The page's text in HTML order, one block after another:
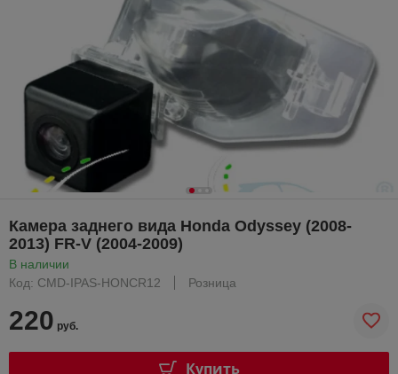
Камера заднего вида Honda Odyssey (2008-
2013) FR-V (2004-2009)
В наличии
Код: CMD-IPAS-HONCR12
Розница
220 руб.
Купить